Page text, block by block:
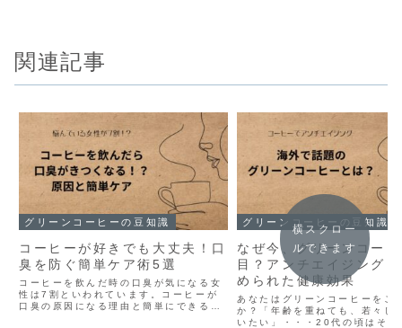
関連記事
グリーンコーヒーの豆知識
コーヒーが好きでも大丈夫！口
臭を防ぐ簡単ケア術5選
コーヒーを飲んだ時の口臭が気になる女
性は7割といわれています。コーヒーが
口臭の原因になる理由と簡単にできる対
グリーンコーヒーの豆知識
なぜ今、グリーンコー
目？アンチエイジング
められた健康効果
あなたはグリーンコーヒーをご
か？「年齢を重ねても、若々し
いたい」・・・20代の頃はそん
横スクロー
ルできます